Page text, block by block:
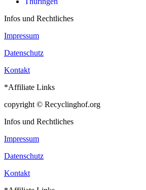
Infos und Rechtliches
Impressum
Datenschutz
Kontakt
*Affiliate Links
copyright © Recyclinghof.org
Infos und Rechtliches
Impressum
Datenschutz
Kontakt